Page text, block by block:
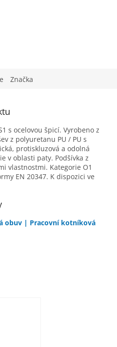
Značka
s ocelovou špicí. Vyrobeno z
z polyuretanu PU / PU s
protiskluzová a odolná
v oblasti paty. Podšívka z
vlastnostmi. Kategorie O1
EN 20347. K dispozici ve
obuv | Pracovní kotníková